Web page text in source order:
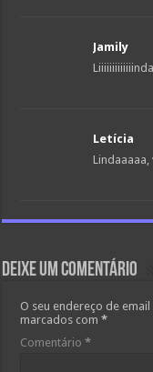
Jamily
Liiiiiiiiiiiiinda
Letícia
Deixe um comentário
O seu endereço de
marcados com*
Comentário*